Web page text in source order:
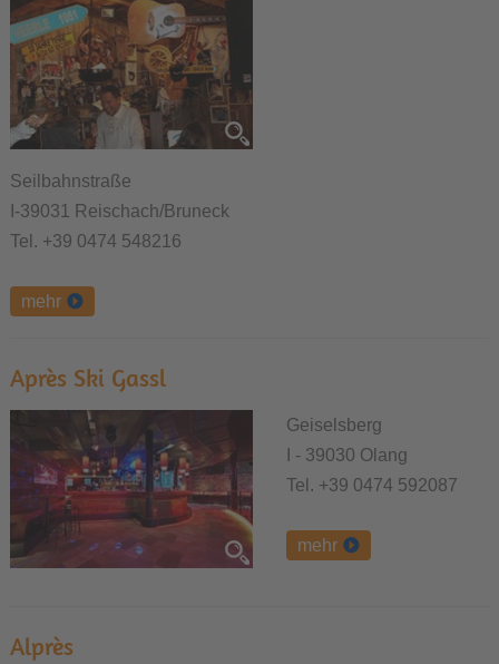
Seilbahnstraße
I-39031 Reischach/Bruneck
Tel. +39 0474 548216
mehr
Après Ski Gassl
Geiselsberg
I - 39030 Olang
Tel. +39 0474 592087
mehr
Alprès